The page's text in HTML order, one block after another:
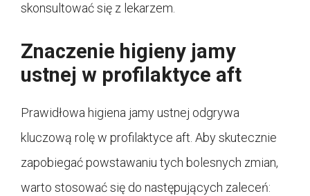
skonsultować się z lekarzem.
Znaczenie higieny jamy
ustnej w profilaktyce aft
Prawidłowa higiena jamy ustnej odgrywa
kluczową rolę w profilaktyce aft. Aby skutecznie
zapobiegać powstawaniu tych bolesnych zmian,
warto stosować się do następujących zaleceń: